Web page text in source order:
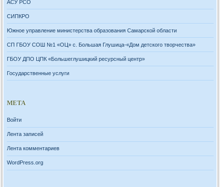
АСУ РСО
СИПКРО
Южное управление министерства образования Самарской области
СП ГБОУ СОШ №1 «ОЦ» с. Большая Глушица-«Дом детского творчества»
ГБОУ ДПО ЦПК «Большеглушицкий ресурсный центр»
Государственные услуги
МЕТА
Войти
Лента записей
Лента комментариев
WordPress.org